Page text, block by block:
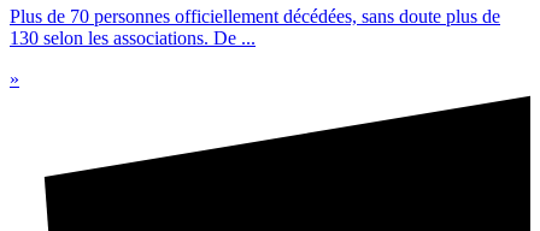
Plus de 70 personnes officiellement décédées, sans doute plus de
130 selon les associations. De ...
»